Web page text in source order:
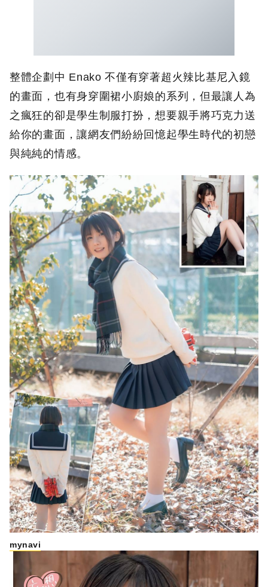
整體企劃中 Enako 不僅有穿著超火辣比基尼入鏡
的畫面，也有身穿圍裙小廚娘的系列，但最讓人為
之瘋狂的卻是學生制服打扮，想要親手將巧克力送
給你的畫面，讓網友們紛紛回憶起學生時代的初戀
與純純的情感。
mynavi